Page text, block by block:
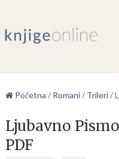
Početna / Romani/ Trileri/
Ljubavno
PDF